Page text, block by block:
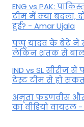
ENG vs PAK:
टीम में क्या बदला,
हुई? - Amar Ujala
पप्पू यादव के बेटे ने
लेकिन शतक से
IND vs SL सीरीज
टेस्ट टीम से हो
अमृता फडणवीस और
का वीडियो वायरल -